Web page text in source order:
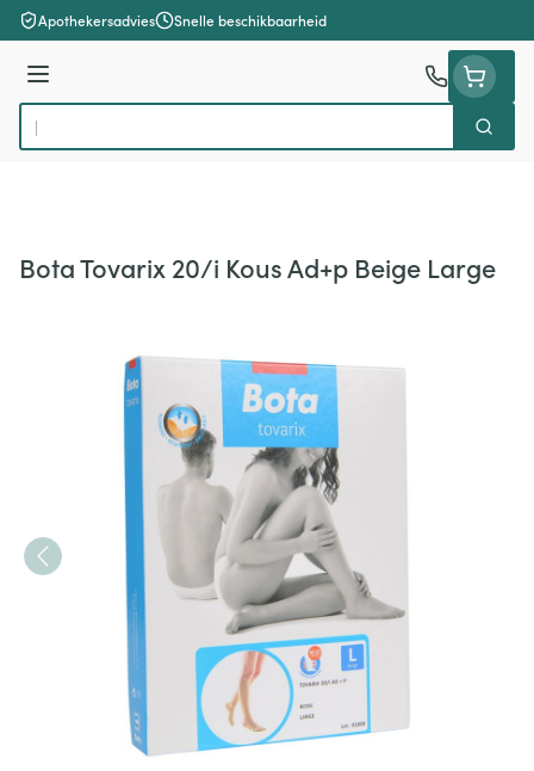
Ga naar de inhoud
Apothekersadvies Snelle beschikbaarheid
Menu
Product, merk, categorie...
Zoek
Bota Tovarix 20/i Kous Ad+p Beige Large